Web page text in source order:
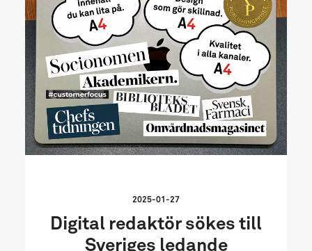
2025-01-27
Digital redaktör sökes till
Sveriges ledande